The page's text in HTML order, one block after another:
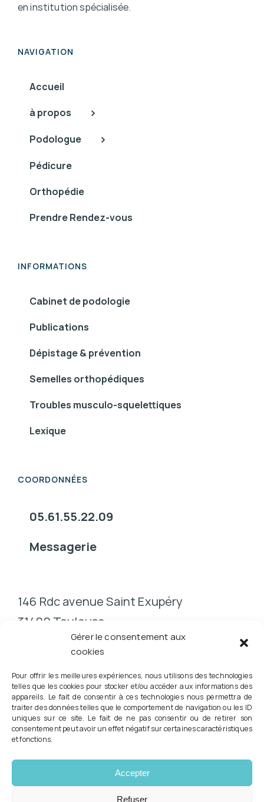
Gérer le consentement aux
cookies
Pour offrir les meilleures expériences, nous utilisons des technologies
telles que les cookies pour stocker et/ou accéder aux informations des
appareils. Le fait de consentir à ces technologies nous permettra de
traiter des données telles que le comportement de navigation ou les ID
uniques sur ce site. Le fait de ne pas consentir ou de retirer son
consentement peut avoir un effet négatif sur certaines caractéristiques
et fonctions.
Accepter
Refuser
en institution spécialisée.
NAVIGATION
Accueil
à propos
Podologue
Pédicure
Orthopédie
Prendre Rendez-vous
INFORMATIONS
Cabinet de podologie
Publications
Dépistage & prévention
Semelles orthopédiques
Troubles musculo-squelettiques
Lexique
COORDONNÉES
05.61.55.22.09
Messagerie
146 Rdc avenue Saint Exupéry
31400 Toulouse
Conformément à la Loi RIST n° 2023-379 du 19 mai 2023,
vous pouvez consulter directement votre podologue pour la
prescription d'orthèses plantaires et l'évaluation du risque
© Copyright 2026 Tous droits réservés - Podologue -
Politique de confidentialité